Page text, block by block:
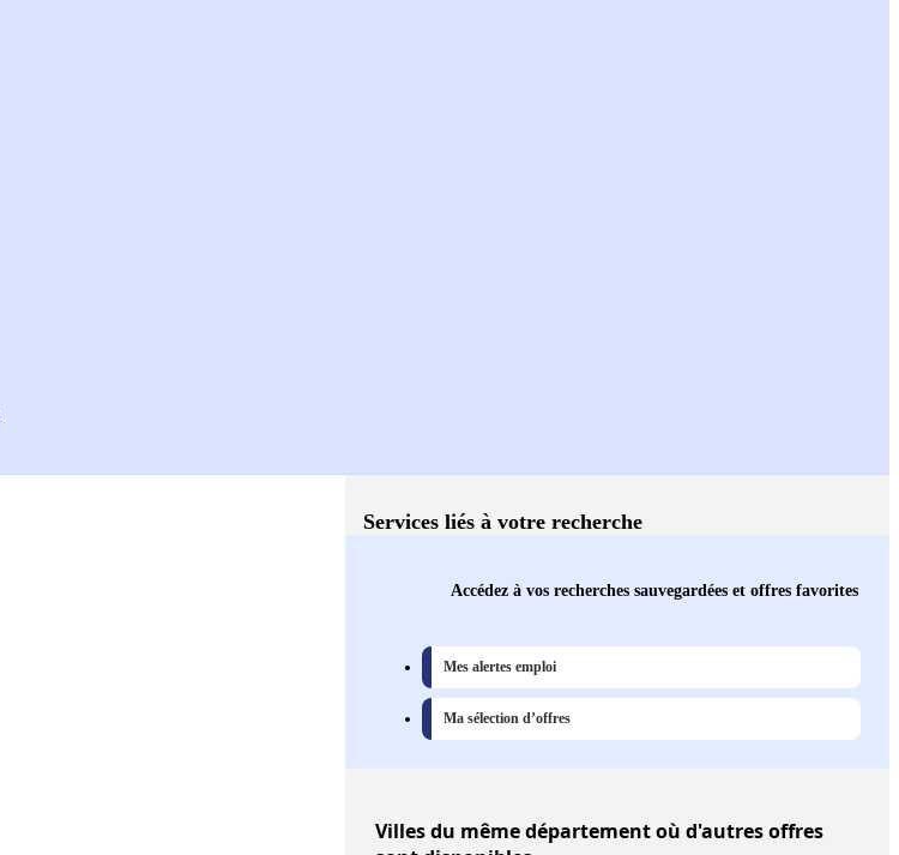
Services liés à votre recherche
Accédez à vos recherches sauvegardées et offres favorites
Mes alertes emploi
Ma sélection d’offres
Villesdu même département où d'autres offres